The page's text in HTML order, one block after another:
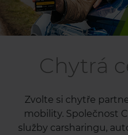
Chytrá
Zvolte si chytře
mobility. Společnost
služby carsharingu,